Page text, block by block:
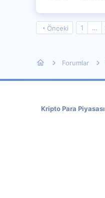
Önceki 1 …
Forumlar
Kripto Para Piyasası